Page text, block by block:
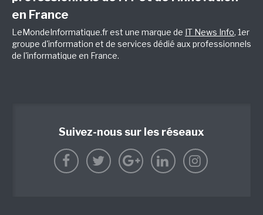
en France
LeMondeInformatique.fr est une marque de IT News Info, 1er
groupe d'information et de services dédié aux professionnels
de l'informatique en France.
Suivez-nous sur les réseaux